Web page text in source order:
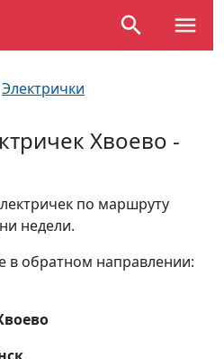
Электрички
Хвоево -
по маршруту
недели.
в обратном направлении: